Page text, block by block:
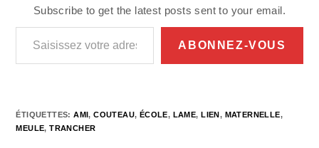
Subscribe to get the latest posts sent to your email.
Saisissez votre adresse e-mail…
ABONNEZ-VOUS
ÉTIQUETTES:AMI, COUTEAU, ÉCOLE, LAME, LIEN, MATERNELLE,
MEULE, TRANCHER